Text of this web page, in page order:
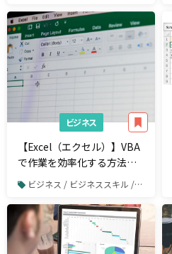
ビジネス
【Excel（エクセル）】VBA
で作業を効率化する方法と
は？ビジネス / ビジネススキル / Excel